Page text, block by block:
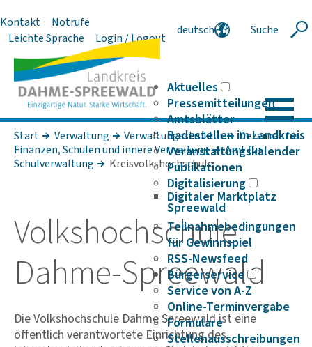
Kontakt
Notrufe
Leichte Sprache
Login / Logout
deutsch
Suche
Aktuelles
Pressemitteilungen
Amtsblätter
Badestellen im Landkreis
Veranstaltungskalender
Publikationen
Digitalisierung
Digitaler Marktplatz
Spreewald
Teilnahmebedingungen
für Gewinnspiel
RSS-Newsfeed
Bürgerservice
Service von A-Z
Online-Terminvergabe
Formulare
Stellenausschreibungen
Start Verwaltung Verwaltungsstruktur
Dezernat für
Finanzen, Schulen und innere Verwaltung
Amt für
Schulverwaltung
Kreisvolkshochschule
Volks­hoch­schule
Dahme-Spree­wald
Die Volkshochschule Dahme Spreewald ist eine
öffentlich verantwortete Einrichtung des